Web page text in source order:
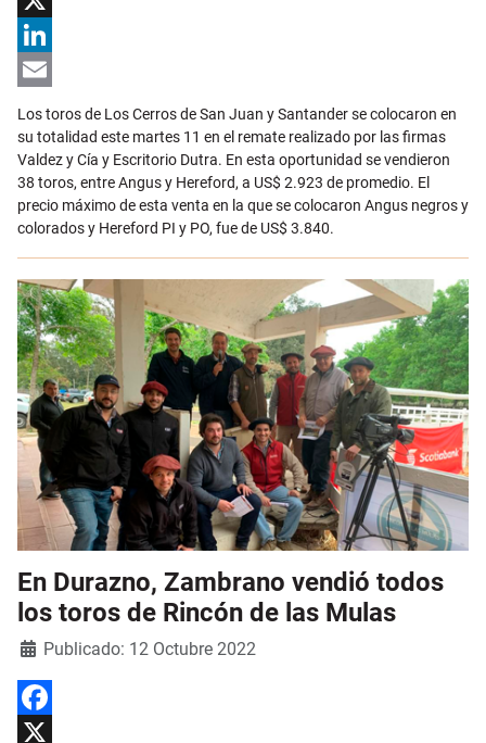
X
LinkedIn
Los toros de Los Cerros de San Juan y Santander se colocaron en
su totalidad este martes 11 en el remate realizado por las firmas
Valdez y Cía y Escritorio Dutra. En esta oportunidad se vendieron
38 toros, entre Angus y Hereford, a US$ 2.923 de promedio. El
precio máximo de esta venta en la que se colocaron Angus negros y
colorados y Hereford PI y PO, fue de US$ 3.840.
En Durazno, Zambrano vendió todos
los toros de Rincón de las Mulas
Detalles
Publicado: 12 Octubre 2022
Facebook